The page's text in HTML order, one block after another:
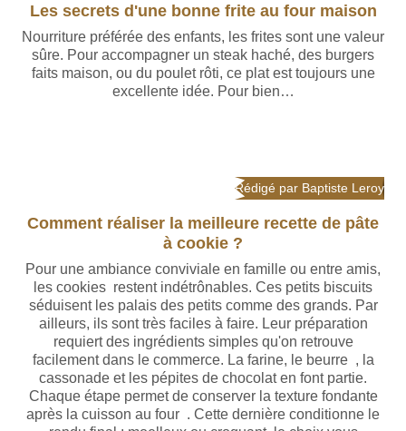
Les secrets d'une bonne frite au four maison
Nourriture préférée des enfants, les frites sont une valeur
sûre. Pour accompagner un steak haché, des burgers
faits maison, ou du poulet rôti, ce plat est toujours une
excellente idée. Pour bien…
Rédigé par Baptiste Leroy
Comment réaliser la meilleure recette de pâte
à cookie ?
Pour une ambiance conviviale en famille ou entre amis,
les cookies restent indétrônables. Ces petits biscuits
séduisent les palais des petits comme des grands. Par
ailleurs, ils sont très faciles à faire. Leur préparation
requiert des ingrédients simples qu'on retrouve
facilement dans le commerce. La farine, le beurre , la
cassonade et les pépites de chocolat en font partie.
Chaque étape permet de conserver la texture fondante
après la cuisson au four . Cette dernière conditionne le